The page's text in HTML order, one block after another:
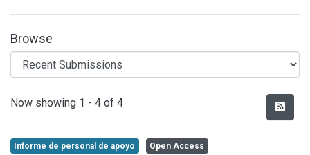
Browse
Recent Submissions
Now showing 1 - 4 of 4
Informe de personal de apoyo Open Access